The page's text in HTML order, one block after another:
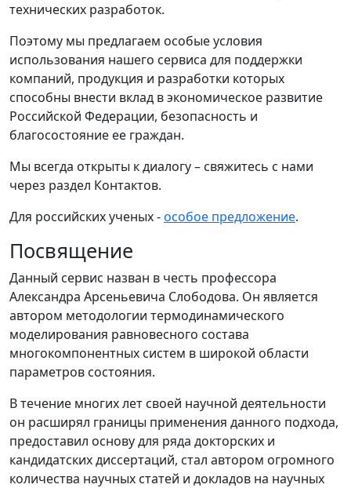
технических разработок.
Поэтому мы предлагаем особые условия
использования нашего сервиса для поддержки
компаний, продукция и разработки которых
способны внести вклад в экономическое развитие
Российской Федерации, безопасность и
благосостояние ее граждан.
Мы всегда открыты к диалогу – свяжитесь с нами
через раздел Контактов.
Для российских ученых -особое предложение.
Посвящение
Данный сервис назван в честь профессора
Александра Арсеньевича Слободова. Он является
автором методологии термодинамического
моделирования равновесного состава
многокомпонентных систем в широкой области
параметров состояния.
В течение многих лет своей научной деятельности
он расширял границы применения данного подхода,
предоставил основу для ряда докторских и
кандидатских диссертаций, стал автором огромного
количества научных статей и докладов на научных